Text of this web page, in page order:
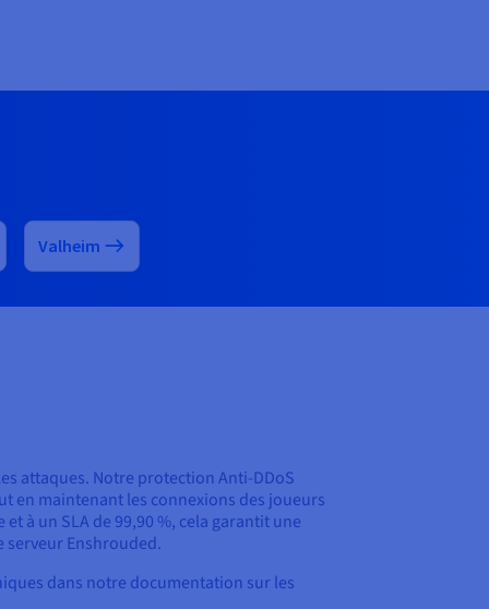
Valheim
attaques. Notre protection Anti-DDoS
en maintenant les connexions des joueurs
à un SLA de 99,90 %, cela garantit une
Enshrouded.
dans notre documentation sur les